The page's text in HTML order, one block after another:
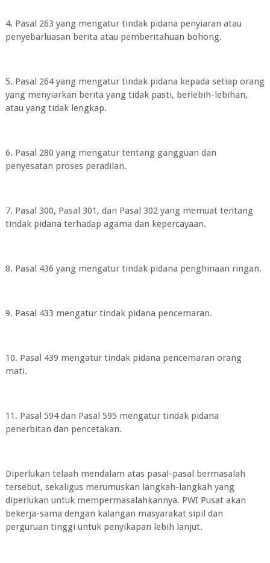
4. Pasal 263 yang mengatur tindak pidana penyiaran atau
penyebarluasan berita atau pemberitahuan bohong.
5. Pasal 264 yang mengatur tindak pidana kepada setiap orang
yang menyiarkan berita yang tidak pasti, berlebih-lebihan,
atau yang tidak lengkap.
6. Pasal 280 yang mengatur tentang gangguan dan
penyesatan proses peradilan.
7. Pasal 300, Pasal 301, dan Pasal 302 yang memuat tentang
tindak pidana terhadap agama dan kepercayaan.
8. Pasal 436 yang mengatur tindak pidana penghinaan ringan.
9. Pasal 433 mengatur tindak pidana pencemaran.
10. Pasal 439 mengatur tindak pidana pencemaran orang
mati.
11. Pasal 594 dan Pasal 595 mengatur tindak pidana
penerbitan dan pencetakan.
Diperlukan telaah mendalam atas pasal-pasal bermasalah
tersebut, sekaligus merumuskan langkah-langkah yang
diperlukan untuk mempermasalahkannya. PWI Pusat akan
bekerja-sama dengan kalangan masyarakat sipil dan
perguruan tinggi untuk penyikapan lebih lanjut.